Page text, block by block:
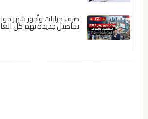
تفاصيل جديدة تهم كل